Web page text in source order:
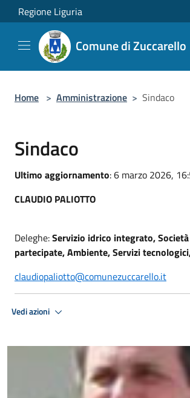
Salta al contenuto principale
Regione Liguria
Comune di Zuccarello
Home > Amministrazione > Sindaco
Sindaco
Ultimo aggiornamento: 6 marzo 2026,
CLAUDIO PALIOTTO
Deleghe:Servizio idrico integrato,Società
partecipate,Ambiente,Servizi
claudiopaliotto@comunezuccarello.it
Vedi azioni